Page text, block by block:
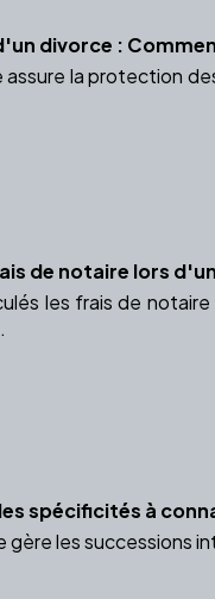
divorce :
la protection
de notaire lors
les frais de
spécificités à
gère les successions